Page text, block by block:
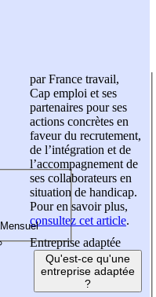
par France travail,
Cap emploi et ses
partenaires pour ses
actions concrètes en
faveur du recrutement,
de l’intégration et de
l’accompagnement de
ses collaborateurs en
situation de handicap.
Pour en savoir plus,
consultez cet article.
Entreprise adaptée
Qu'est-ce qu'une
entreprise adaptée
?